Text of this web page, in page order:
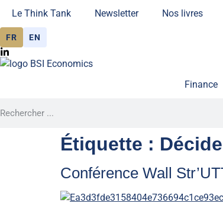
Le Think Tank Newsletter Nos livres
FR EN
Finance
Étiquette :
Conférence Wall